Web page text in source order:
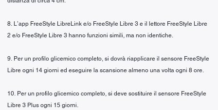
8. L’app FreeStyle LibreLink e/o FreeStyle Libre 3 e il lettore FreeStyle Libre
2 e/o FreeStyle Libre 3 hanno funzioni simili, ma non identiche.
9. Per un profilo glicemico completo, si dovrà riapplicare il sensore FreeStyle
Libre ogni 14 giorni ed eseguire la scansione almeno una volta ogni 8 ore.
10. Per un profilo glicemico completo, si deve sostituire il sensore FreeStyle
Libre 3 Plus ogni 15 giorni.